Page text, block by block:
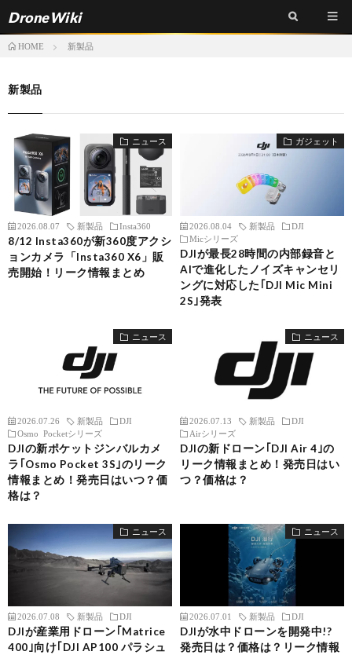
DroneWiki
HOME 新製品
新製品
ニュース
2026.08.07 新製品 Insta360
8/12 Insta360が新360度アクシ
ョンカメラ「Insta360 X6」販
売開始！リーク情報まとめ
ガジェット
2026.08.04 新製品
DJI
Micシリーズ
DJIが最長28時間の内部録音と
AIで進化したノイズキャンセリ
ングに対応した｢DJI Mic Mini
2S｣発表
ニュース
2026.07.26 新製品
DJI
Osmo Pocketシリーズ
DJIの新ポケットジンバルカメ
ラ｢Osmo Pocket 3S｣のリーク
情報まとめ！発売日はいつ？価
格は？
ニュース
2026.07.13 新製品
DJI
Airシリーズ
DJIの新ドローン｢DJI Air 4｣の
リーク情報まとめ！発売日はい
つ？価格は？
ニュース
2026.07.08 新製品 DJI
DJIが産業用ドローン｢Matrice
400｣向け｢DJI AP100 パラシュ
ニュース
2026.07.01 新製品 DJI
DJIが水中ドローンを開発中!?
発売日は？価格は？リーク情報